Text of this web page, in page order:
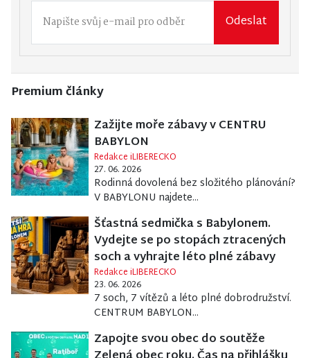
Odeslat
Premium články
Zažijte moře zábavy v CENTRU
BABYLON
Redakce iLIBERECKO
27. 06. 2026
Rodinná dovolená bez složitého plánování?
V BABYLONU najdete...
Šťastná sedmička s Babylonem.
Vydejte se po stopách ztracených
soch a vyhrajte léto plné zábavy
Redakce iLIBERECKO
23. 06. 2026
7 soch, 7 vítězů a léto plné dobrodružství.
CENTRUM BABYLON...
Zapojte svou obec do soutěže